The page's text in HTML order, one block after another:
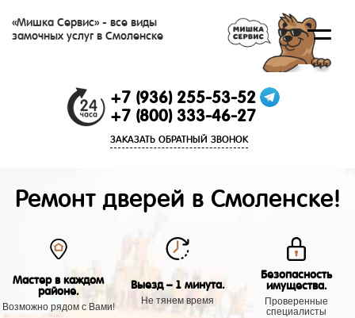
«Мишка Сервис» - все виды
замочных услуг в Смоленске
+7 (936) 255-53-52
+7 (800) 333-46-27
ЗАКАЗАТЬ ОБРАТНЫЙ ЗВОНОК
Ремонт дверей в Смоленске!
Мастер в каждом
районе.
Возможно рядом с Вами!
Выезд – 1 минута.
Не тянем время
Безопасность
имущества.
Проверенные
специалисты